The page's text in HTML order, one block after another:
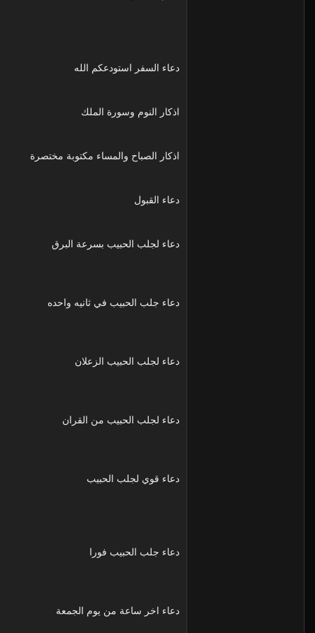
دعاء السفر استودعكم الله
اذكار النوم وسورة الملك
اذكار الصباح والمساء مكتوبة مختصرة
دعاء القبول
دعاء لجلب الحبيب بسرعة البرق
دعاء جلب الحبيب في ثانيه واحده
دعاء لجلب الحبيب الزعلان
دعاء لجلب الحبيب من القران
دعاء قوي لجلب الحبيب
دعاء جلب الحبيب فورا
دعاء اخر ساعة من يوم الجمعة